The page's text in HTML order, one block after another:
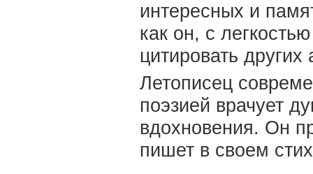
интересных и
как он, с
цитировать других
Летописец
поэзией врачует
вдохновения. Он
пишет в своем